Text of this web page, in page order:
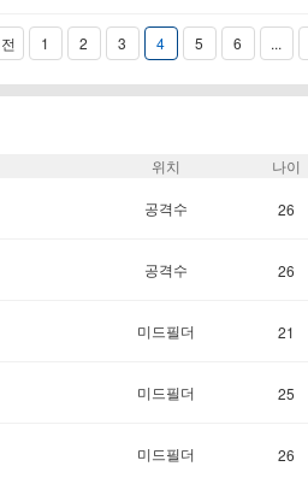
1 2 3 4 5 6 ...
위치 나이
공격수 26
공격수 26
미드필더 21
미드필더 25
미드필더 26